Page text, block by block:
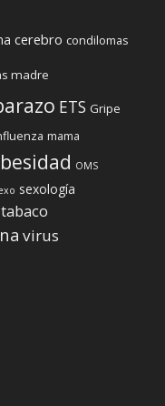
cerebro condilomas
madre
ETS Gripe
mama
OMS
sexología
tabaco
virus